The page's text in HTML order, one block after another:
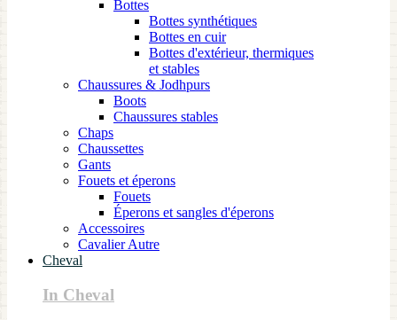
Bottes
Bottes synthétiques
Bottes en cuir
Bottes d'extérieur, thermiques
et stables
Chaussures & Jodhpurs
Boots
Chaussures stables
Chaps
Chaussettes
Gants
Fouets et éperons
Fouets
Éperons et sangles d'éperons
Accessoires
Cavalier Autre
Cheval
In Cheval